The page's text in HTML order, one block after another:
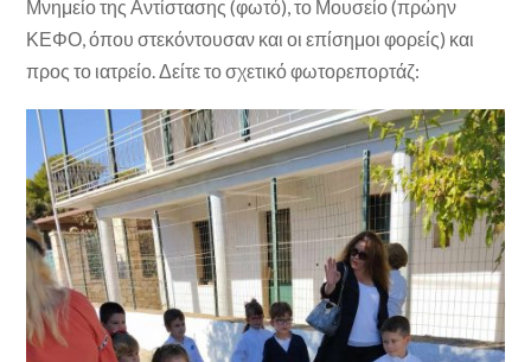
Μνημείο της Αντίστασης (φωτό), το Μουσείο (πρώην
ΚΕΦΟ, όπου στεκόντουσαν και οι επίσημοι φορείς) και
προς το ιατρείο. Δείτε το σχετικό φωτορεπορτάζ: